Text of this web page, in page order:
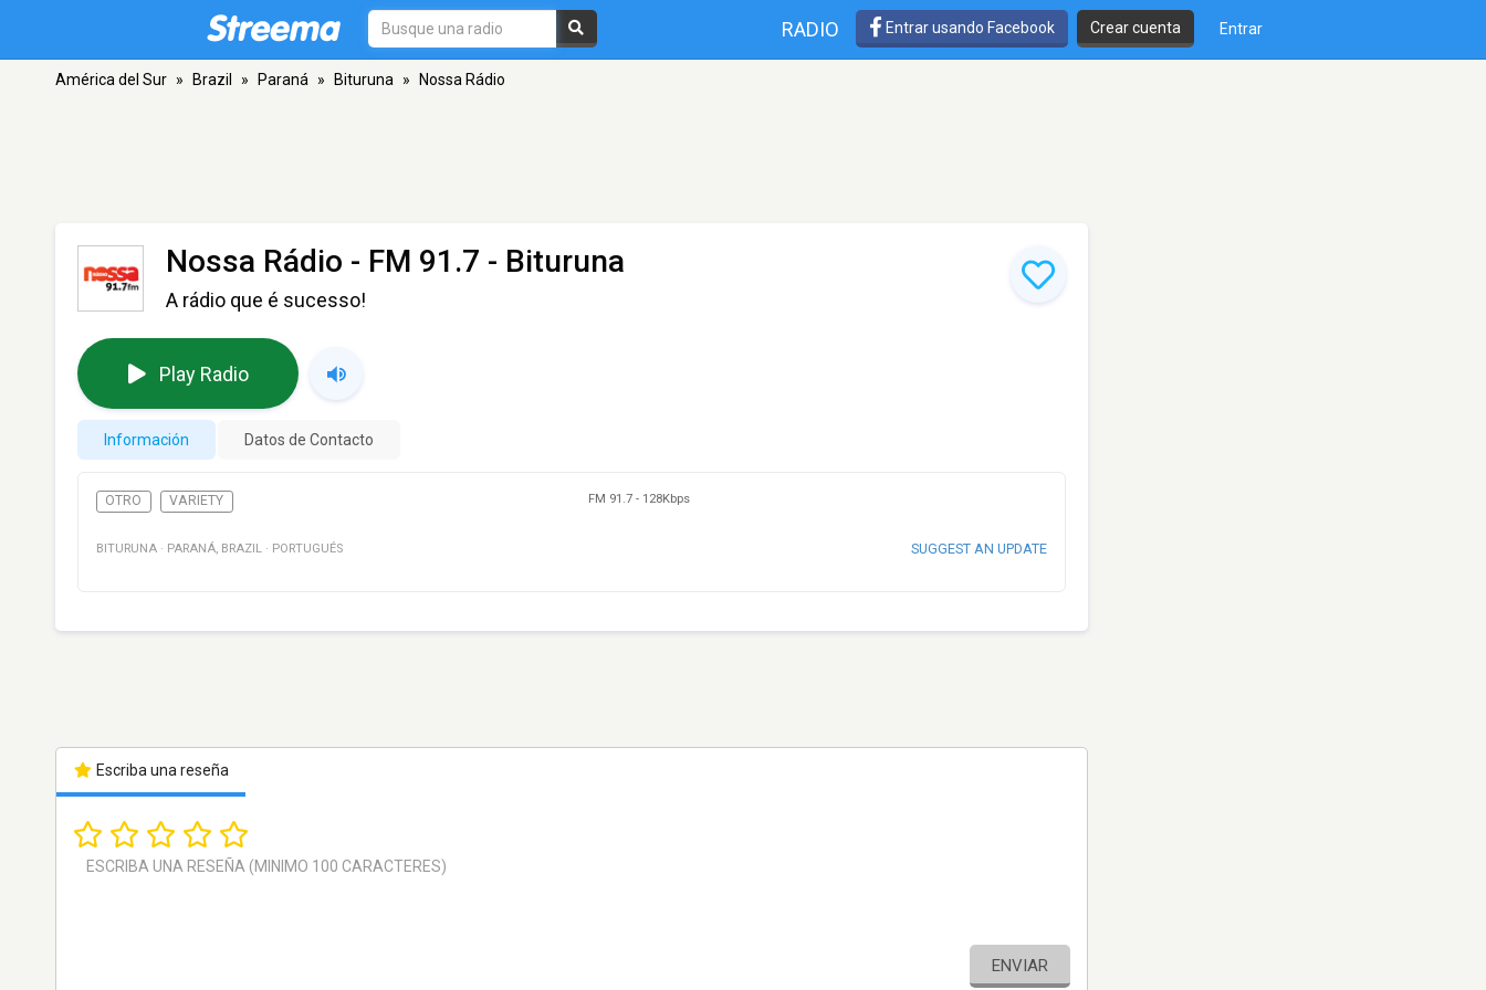
RADIO Entrar usando Facebook Crear cuenta Entrar
América del Sur » Brazil » Paraná » Bituruna » Nossa Rádio
Nossa Rádio - FM 91.7 - Bituruna
A rádio que é sucesso!
Play Radio
Información Datos de Contacto
OTRO VARIETY FM 91.7 - 128Kbps
BITURUNA · PARANÁ, BRAZIL · PORTUGUÉS SUGGEST AN UPDATE
Escriba una reseña
ENVIAR